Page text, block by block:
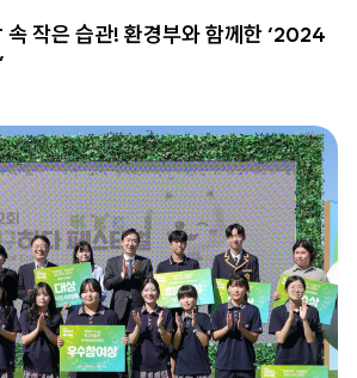
속 작은 습관! 환경부와 함께한 ‘2024